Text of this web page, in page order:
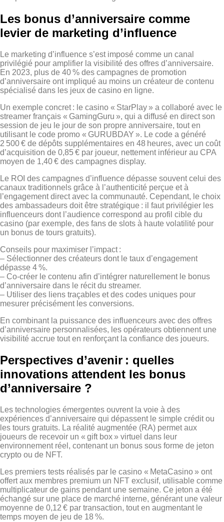
Les bonus d’anniversaire comme
levier de marketing d’influence
Le marketing d’influence s’est imposé comme un canal
privilégié pour amplifier la visibilité des offres d’anniversaire.
En 2023, plus de 40 % des campagnes de promotion
d’anniversaire ont impliqué au moins un créateur de contenu
spécialisé dans les jeux de casino en ligne.
Un exemple concret : le casino « StarPlay » a collaboré avec le
streamer français « GamingGuru », qui a diffusé en direct son
session de jeu le jour de son propre anniversaire, tout en
utilisant le code promo « GURUBDAY ». Le code a généré
2 500 € de dépôts supplémentaires en 48 heures, avec un coût
d’acquisition de 0,85 € par joueur, nettement inférieur au CPA
moyen de 1,40 € des campagnes display.
Le ROI des campagnes d’influence dépasse souvent celui des
canaux traditionnels grâce à l’authenticité perçue et à
l’engagement direct avec la communauté. Cependant, le choix
des ambassadeurs doit être stratégique : il faut privilégier les
influenceurs dont l’audience correspond au profil cible du
casino (par exemple, des fans de slots à haute volatilité pour
un bonus de tours gratuits).
Conseils pour maximiser l’impact :
– Sélectionner des créateurs dont le taux d’engagement
dépasse 4 %.
– Co‑créer le contenu afin d’intégrer naturellement le bonus
d’anniversaire dans le récit du streamer.
– Utiliser des liens traçables et des codes uniques pour
mesurer précisément les conversions.
En combinant la puissance des influenceurs avec des offres
d’anniversaire personnalisées, les opérateurs obtiennent une
visibilité accrue tout en renforçant la confiance des joueurs.
Perspectives d’avenir : quelles
innovations attendent les bonus
d’anniversaire ?
Les technologies émergentes ouvrent la voie à des
expériences d’anniversaire qui dépassent le simple crédit ou
les tours gratuits. La réalité augmentée (RA) permet aux
joueurs de recevoir un « gift box » virtuel dans leur
environnement réel, contenant un bonus sous forme de jeton
crypto ou de NFT.
Les premiers tests réalisés par le casino « MetaCasino » ont
offert aux membres premium un NFT exclusif, utilisable comme
multiplicateur de gains pendant une semaine. Ce jeton a été
échangé sur une place de marché interne, générant une valeur
moyenne de 0,12 € par transaction, tout en augmentant le
temps moyen de jeu de 18 %.